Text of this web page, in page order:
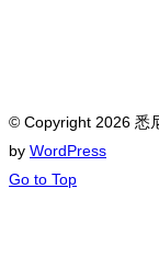
© Copyright 2026 悉
by WordPress
Go to Top